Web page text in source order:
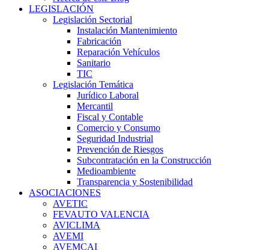
LEGISLACIÓN
Legislación Sectorial
Instalación Mantenimiento
Fabricación
Reparación Vehículos
Sanitario
TIC
Legislación Temática
Jurídico Laboral
Mercantil
Fiscal y Contable
Comercio y Consumo
Seguridad Industrial
Prevención de Riesgos
Subcontratación en la Construcción
Medioambiente
Transparencia y Sostenibilidad
ASOCIACIONES
AVETIC
FEVAUTO VALENCIA
AVICLIMA
AVEMI
AVEMCAI